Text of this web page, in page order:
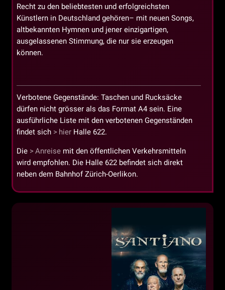
Recht zu den beliebtesten und erfolgreichsten
Künstlern in Deutschland gehören– mit neuen Songs,
altbekannten Hymnen und jener einzigartigen,
ausgelassenen Stimmung, die nur sie erzeugen
können.
Verbotene Gegenstände: Taschen und Rucksäcke
dürfen nicht grösser als das Format A4 sein. Eine
ausführliche Liste mit den verbotenen Gegenständen
findet sich
hier Halle 622.
Die Anreise mit den öffentlichen Verkehrsmitteln
wird empfohlen. Die Halle 622 befindet sich direkt
neben dem Bahnhof Zürich-Oerlikon.